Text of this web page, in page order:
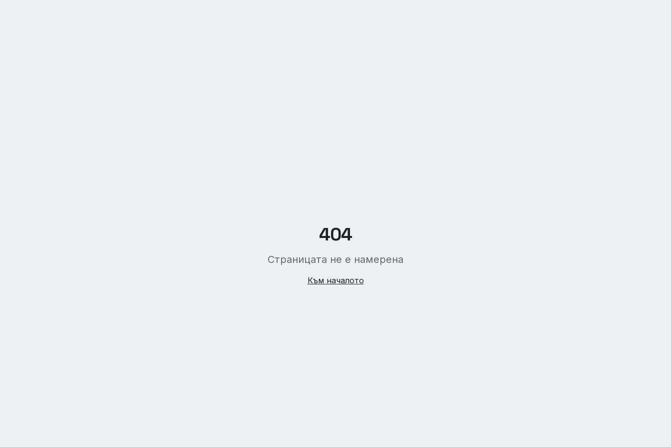
404
Страницата не е намерена
Към началото